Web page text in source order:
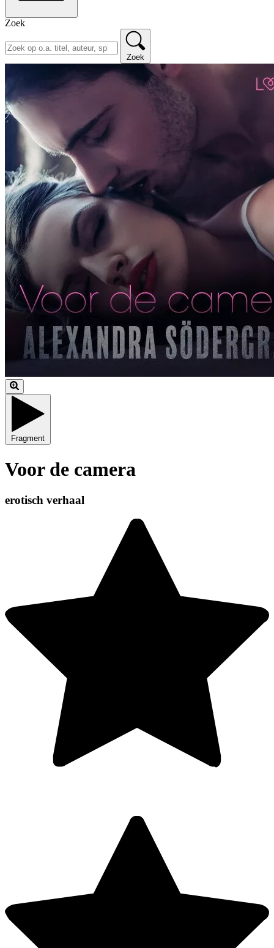
Zoek
Zoek
Fragment
Voor de camera
erotisch verhaal